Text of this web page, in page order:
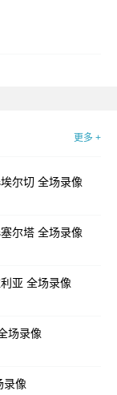
更多 +
尔切 全场录像
尔塔 全场录像
亚 全场录像
场录像
录像